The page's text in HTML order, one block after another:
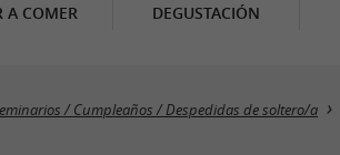
A COMER DEGUSTACIÓN
/ Cumpleaños / Despedidas de soltero/a